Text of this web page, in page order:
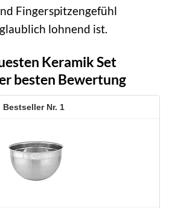
Fingerspitzengefühl
lohnend ist.
Keramik Set
besten Bewertung
1